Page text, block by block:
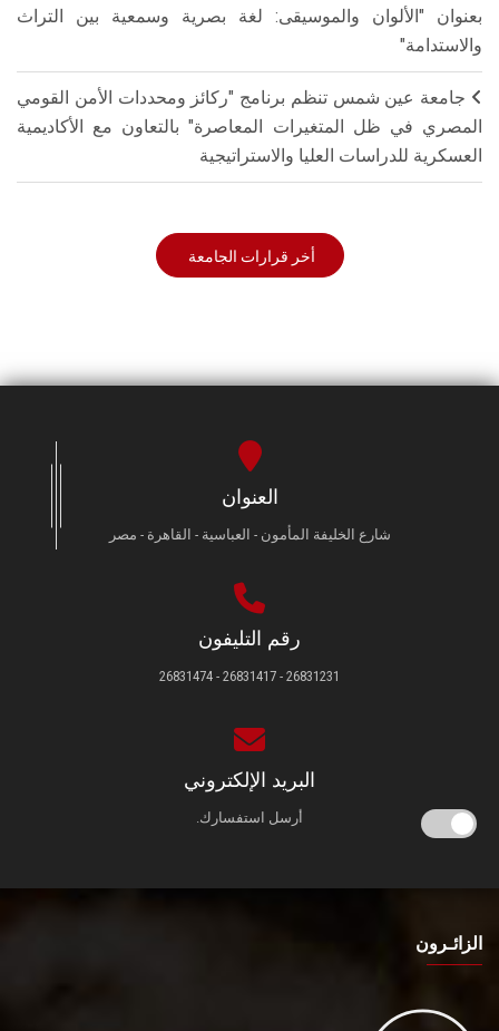
بعنوان "الألوان والموسيقى: لغة بصرية وسمعية بين التراث
والاستدامة"
جامعة عين شمس تنظم برنامج "ركائز ومحددات الأمن القومي
المصري في ظل المتغيرات المعاصرة" بالتعاون مع الأكاديمية
العسكرية للدراسات العليا والاستراتيجية
أخر قرارات الجامعة
العنوان
شارع الخليفة المأمون - العباسية - القاهرة - مصر
رقم التليفون
26831231 - 26831417 - 26831474
البريد الإلكتروني
أرسل استفسارك.
الزائـرون